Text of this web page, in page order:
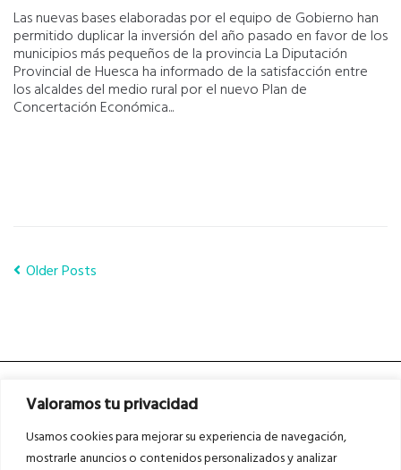
Valoramos tu privacidad
Usamos cookies para mejorar su experiencia de navegación,
mostrarle anuncios o contenidos personalizados y analizar
Las nuevas bases elaboradas por el equipo de Gobierno han
permitido duplicar la inversión del año pasado en favor de los
municipios más pequeños de la provincia La Diputación
Provincial de Huesca ha informado de la satisfacción entre
los alcaldes del medio rural por el nuevo Plan de
Concertación Económica...
Older Posts